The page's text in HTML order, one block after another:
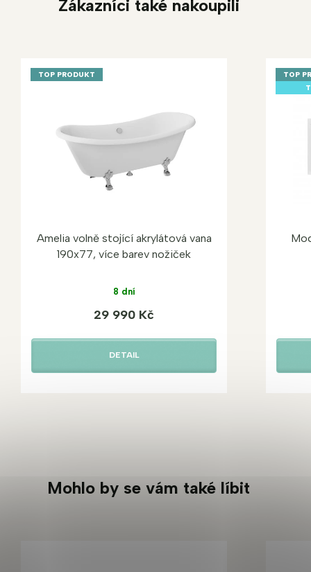
Zákazníci také nakoupili
TOP PRODUKT
Amelia volně stojící akrylátová vana
190x77, více barev nožiček
8 dní
29 990 Kč
DETAIL
TOP
Mohlo by se vám také líbit